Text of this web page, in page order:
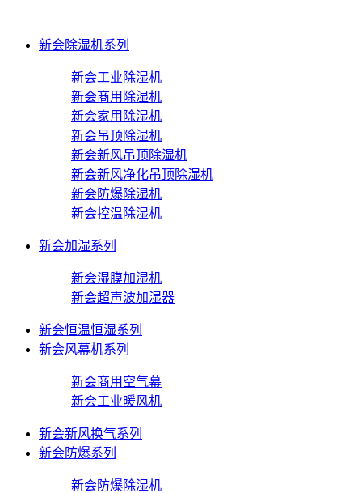
新会除湿机系列
新会工业除湿机
新会商用除湿机
新会家用除湿机
新会吊顶除湿机
新会新风吊顶除湿机
新会新风净化吊顶除湿机
新会防爆除湿机
新会控温除湿机
新会加湿系列
新会湿膜加湿机
新会超声波加湿器
新会恒温恒湿系列
新会风幕机系列
新会商用空气幕
新会工业暖风机
新会新风换气系列
新会防爆系列
新会防爆除湿机